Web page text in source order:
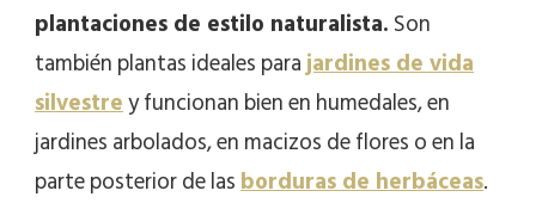
plantaciones de estilo naturalista.Son
también plantas ideales parajardines de vida
silvestrey funcionan bien en humedales, en
jardines arbolados, en macizos de flores o en la
parte posterior de lasborduras de herbáceas.